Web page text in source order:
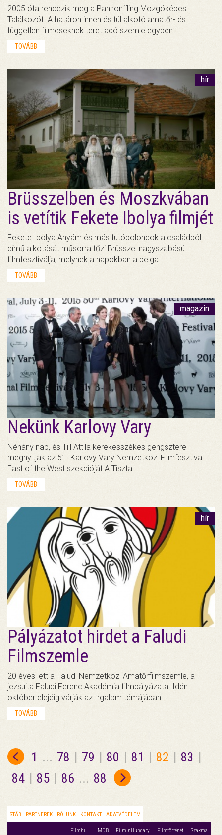
2005 óta rendezik meg a Pannonfíling Mozgóképes
Találkozót. A határon innen és túl alkotó amatőr- és
független filmeseknek teret adó szemle egyben…
TOVÁBB
hír
Brüsszelben és Moszkvában
is vetítik Fekete Ibolya filmjét
Fekete Ibolya Anyám és más futóbolondok a családból
című alkotását műsorra tűzi Brüsszel nagyszabású
filmfesztiválja, melynek a napokban a belga…
TOVÁBB
magazin
Nekünk Karlovy Vary
Néhány nap, és Till Attila kerekesszékes gengszterei
megnyitják az 51. Karlovy Vary Nemzetközi Filmfesztivál
East of the West szekcióját A Tiszta…
TOVÁBB
hír
Pályázatot hirdet a Faludi
Filmszemle
20 éves lett a Faludi Nemzetközi Amatőrfilmszemle, a
jezsuita Faludi Ferenc Akadémia filmpályázata. Idén
október elejéig várják az Irgalom témájában…
TOVÁBB
1 ... 78 | 79 | 80 | 81 | 82 | 83 |
84 | 85 | 86 ... 88
STÁB PARTNEREK RÓLUNK KONTAKT ADATVÉDELEM
Filmhu HMDB FilmInHungary Filmtörténet Szakma